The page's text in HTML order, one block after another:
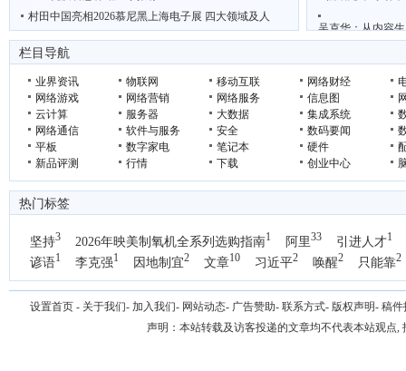
村田中国亮相2026慕尼黑上海电子展 四大领域及人
“鲜”动羊城 西安 周至携猕猴桃电商项目亮相广
吴克华：从内容
栏目导航
业界资讯 物联网 移动互联 网络财经
网络游戏
网络营销 网络服务 信息图
云计算
服务器 大数据 集成系统
网络通信
软件与服务 安全 数码要闻
平板
数字家电 笔记本 硬件
新品评测
行情 下载 创业中心
热门标签
坚持3 2026年映美制氧机全系列选购指南1 阿里33 引进人才1
谚语1 李克强1 因地制宜2 文章10 习近平2 唤醒2 只能靠2
国办1
设置首页 - 关于我们- 加入我们- 网站动态- 广告赞助- 联系方式- 版权声明- 稿件
声明：本站转载及访客投递的文章均不代表本站观点